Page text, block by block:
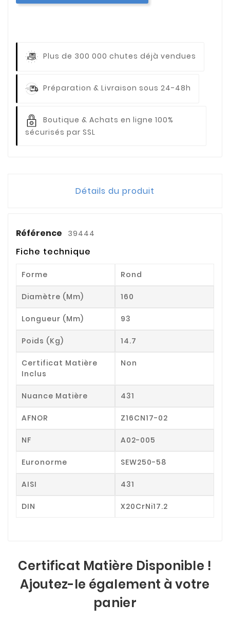
Plus de 300 000 chutes déjà vendues
Préparation & Livraison sous 24-48h
Boutique & Achats en ligne 100%
sécurisés par SSL
Détails du produit
Référence 39444
Fiche technique
Forme Rond
Diamètre (mm) 160
Longueur (mm) 93
Poids (kg) 14.7
Certificat Matière
Inclus
Non
Nuance Matière 431
AFNOR Z16CN17-02
NF A02-005
Euronorme SEW250-58
AISI 431
DIN X20CrNi17.2
Certificat Matière Disponible !
Ajoutez-le également à votre
panier